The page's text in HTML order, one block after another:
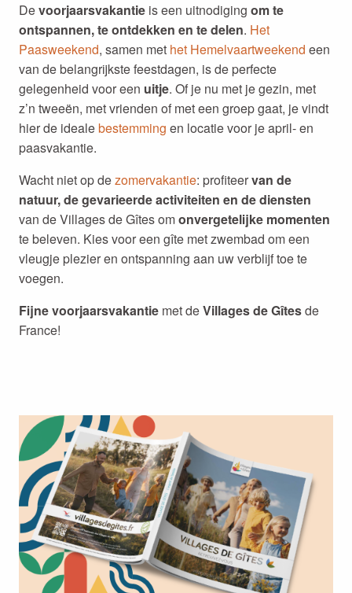
Devoorjaarsvakantie is een uitnodiging om te
ontspannen, te ontdekken en te delen. Het
Paasweekend, samen met het Hemelvaartweekend een
van de belangrijkste feestdagen, is de perfecte
gelegenheid voor een uitje. Of je nu met je gezin, met
z’n tweeën, met vrienden of met een groep gaat, je vindt
hier de idealebestemming en locatie voor je april- en
paasvakantie.
Wacht niet op dezomervakantie: profiteervan de
natuur, de gevarieerde activiteiten en de diensten
van de Villages de Gîtes omonvergetelijke momenten
te beleven. Kies voor een gîte met zwembad om een
vleugje plezier en ontspanning aan uw verblijf toe te
voegen.
Fijne voorjaarsvakantie met deVillages de Gîtesde
France!